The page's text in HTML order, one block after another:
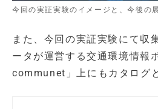
今回の実証実験のイメージと、今後の
また、今回の実証実験にて収
ータが運営する交通環境情報
communet」上にもカタログ